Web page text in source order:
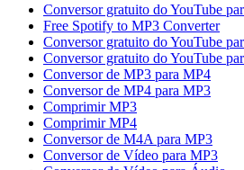
Conversor gratuito do YouTube
Free Spotify to MP3 Converter
Conversor gratuito do YouTube
Conversor gratuito do YouTube
Conversor de MP3 para MP4
Conversor de MP4 para MP3
Comprimir MP3
Comprimir MP4
Conversor de M4A para MP3
Conversor de Vídeo para MP3